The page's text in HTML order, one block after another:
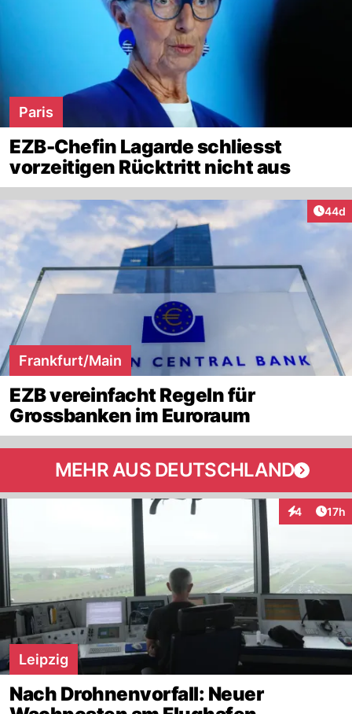
Paris
EZB-Chefin Lagarde schliesst
vorzeitigen Rücktritt nicht aus
44d
Frankfurt/Main
EZB vereinfacht Regeln für
Grossbanken im Euroraum
MEHR AUS DEUTSCHLAND
4 17h
Leipzig
Nach Drohnenvorfall: Neuer